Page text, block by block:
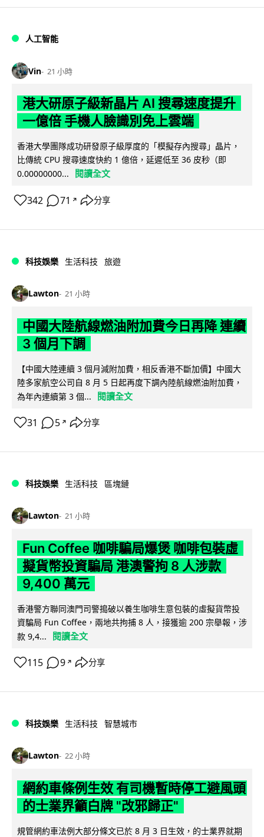
人工智能
Vin 21 小時
港大研原子級新晶片 AI 搜尋速度提升
一億倍 手機人臉識別免上雲端
香港大學團隊成功研發原子級厚度的「模擬存內搜尋」晶片，
比傳統 CPU 搜尋速度快約 1 億倍，延遲低至 36 皮秒（即
0.00000000...
閱讀全文
342 71 ↗ 分享
科技娛樂 生活科技 旅遊
Lawton 21 小時
中國大陸航線燃油附加費今日再降 連續
3 個月下調
【中國大陸連續 3 個月減附加費，相反香港不斷加價】中國大
陸多家航空公司自 8 月 5 日起再度下調內陸航線燃油附加費，
為年內連續第 3 個...
閱讀全文
31 5 ↗ 分享
科技娛樂 生活科技 區塊鏈
Lawton 21 小時
Fun Coffee 咖啡騙局爆煲 咖啡包裝虛
擬貨幣投資騙局 港澳警拘 8 人涉款
9,400 萬元
香港警方聯同澳門司警搗破以養生咖啡生意包裝的虛擬貨幣投
資騙局 Fun Coffee，兩地共拘捕 8 人，接獲逾 200 宗舉報，涉
款 9,4...
閱讀全文
115 9 ↗ 分享
科技娛樂 生活科技 智慧城市
Lawton 22 小時
網約車條例生效 有司機暫時停工避風頭
的士業界籲白牌 "改邪歸正"
規管網約車法例大部分條文已於 8 月 3 日生效，的士業界就期